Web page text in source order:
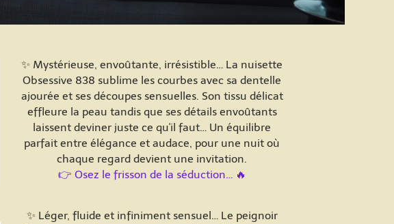
✨ Mystérieuse, envoûtante, irrésistible… La nuisette
Obsessive 838 sublime les courbes avec sa dentelle
ajourée et ses découpes sensuelles. Son tissu délicat
effleure la peau tandis que ses détails envoûtants
laissent deviner juste ce qu'il faut… Un équilibre
parfait entre élégance et audace, pour une nuit où
chaque regard devient une invitation.
👉 Osez le frisson de la séduction… 🔥
✨ Léger, fluide et infiniment sensuel… Le peignoir